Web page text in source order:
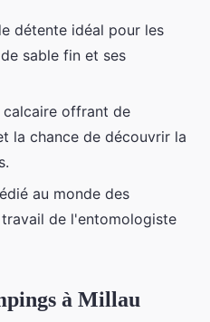
détente idéal pour les
sable fin et ses
calcaire offrant de
la chance de découvrir la
au monde des
de l'entomologiste
à Millau